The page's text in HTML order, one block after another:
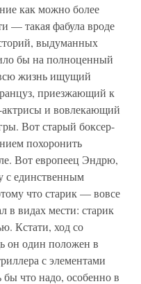
как можно более
— такая фабула вроде
выдуманных
бы на полноценный
жизнь ищущий
приезжающий к
и вовлекающий
Вот старый боксер-
похоронить
Вот европеец Эндрю,
с единственным
что старик — вовсе
в видах мести: старик
Кстати, ход со
он один положен в
с элементами
бы что надо, особенно в